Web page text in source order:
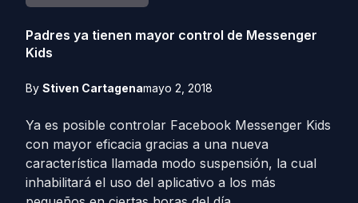
Padres ya tienen mayor control de Messenger
Kids
By Stiven Cartagenamayo 2, 2018
Ya es posible controlar Facebook Messenger Kids
con mayor eficacia gracias a una nueva
característica llamada modo suspensión, la cual
inhabilitará el uso del aplicativo a los más